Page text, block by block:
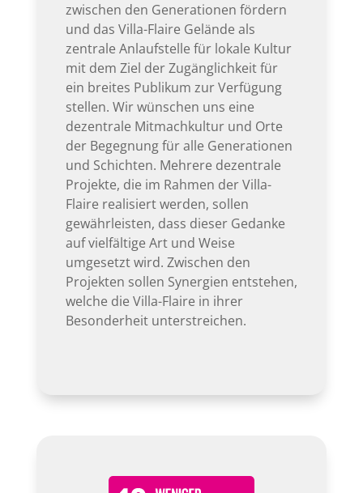
zwischen den Generationen fördern
und das Villa-Flaire Gelände als
zentrale Anlaufstelle für lokale Kultur
mit dem Ziel der Zugänglichkeit für
ein breites Publikum zur Verfügung
stellen. Wir wünschen uns eine
dezentrale Mitmachkultur und Orte
der Begegnung für alle Generationen
und Schichten. Mehrere dezentrale
Projekte, die im Rahmen der Villa-
Flaire realisiert werden, sollen
gewährleisten, dass dieser Gedanke
auf vielfältige Art und Weise
umgesetzt wird. Zwischen den
Projekten sollen Synergien entstehen,
welche die Villa-Flaire in ihrer
Besonderheit unterstreichen.